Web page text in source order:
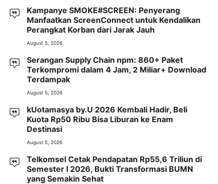
Kampanye SMOKE#SCREEN: Penyerang
Manfaatkan ScreenConnect untuk Kendalikan
Perangkat Korban dari Jarak Jauh
August 5, 2026
Serangan Supply Chain npm: 860+ Paket
Terkompromi dalam 4 Jam, 2 Miliar+ Download
Terdampak
August 5, 2026
kUotamasya by.U 2026 Kembali Hadir, Beli
Kuota Rp50 Ribu Bisa Liburan ke Enam
Destinasi
August 5, 2026
Telkomsel Cetak Pendapatan Rp55,6 Triliun di
Semester I 2026, Bukti Transformasi BUMN
yang Semakin Sehat